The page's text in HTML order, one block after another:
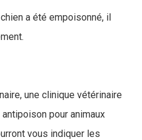
a été empoisonné, il
une clinique vétérinaire
pour animaux
vous indiquer les